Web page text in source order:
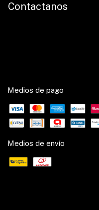
Contactanos
Medios de pago
Medios de envío